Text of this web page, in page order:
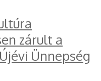
zárult a
Ünnepség